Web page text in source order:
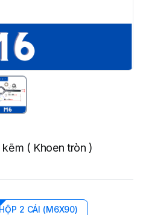
( Khoen tròn )
2 CÁI (M6X90)